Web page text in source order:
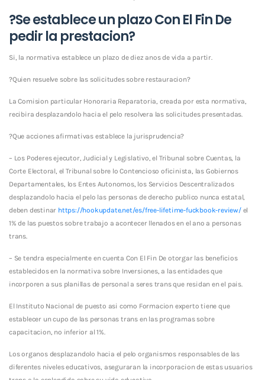
?Se establece un plazo Con El Fin De
pedir la prestacion?
Si, la normativa establece un plazo de diez anos de vida a partir.
?Quien resuelve sobre las solicitudes sobre restauracion?
La Comision particular Honoraria Reparatoria, creada por esta normativa,
recibira desplazandolo hacia el pelo resolvera las solicitudes presentadas.
?Que acciones afirmativas establece la jurisprudencia?
– Los Poderes ejecutor, Judicial y Legislativo, el Tribunal sobre Cuentas, la
Corte Electoral, el Tribunal sobre lo Contencioso oficinista, las Gobiernos
Departamentales, los Entes Autonomos, los Servicios Descentralizados
desplazandolo hacia el pelo las personas de derecho publico nunca estatal,
deben destinar https://hookupdate.net/es/free-lifetime-fuckbook-review/el
1% de las puestos sobre trabajo a acontecer llenados en el ano a personas
trans.
– Se tendra especialmente en cuenta Con El Fin De otorgar las beneficios
establecidos en la normativa sobre Inversiones, a las entidades que
incorporen a sus planillas de personal a seres trans que residan en el pais.
El Instituto Nacional de puesto asi­ como Formacion experto tiene que
establecer un cupo de las personas trans en las programas sobre
capacitacion, no inferior al 1%.
Los organos desplazandolo hacia el pelo organismos responsables de las
diferentes niveles educativos, aseguraran la incorporacion de estas usuarios